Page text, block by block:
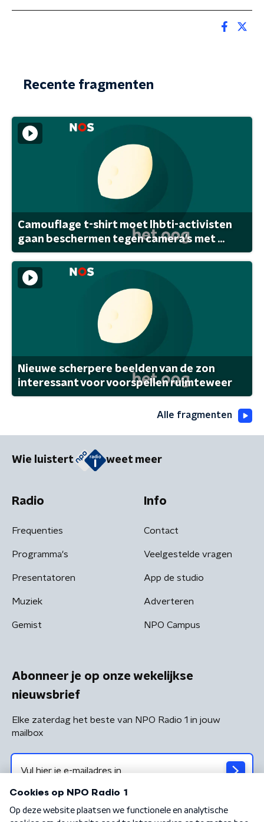
Recente fragmenten
Camouflage t-shirt moet lhbti-activisten
gaan beschermen tegen camera's met ...
Nieuwe scherpere beelden van de zon
interessant voor voorspellen ruimteweer
Alle fragmenten
Wie luistert weet meer
Radio
Frequenties
Programma's
Presentatoren
Muziek
Gemist
Info
Contact
Veelgestelde vragen
App de studio
Adverteren
NPO Campus
Abonneer je op onze wekelijkse
nieuwsbrief
Elke zaterdag het beste van NPO Radio 1 in jouw
mailbox